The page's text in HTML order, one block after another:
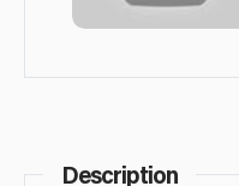
Description